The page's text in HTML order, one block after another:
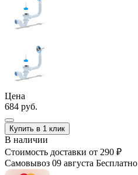
Цена
684 руб.
Купить в 1 клик
В наличии
Стоимость доставки от 290 ₽
Самовывоз 09 августа Бесплатно